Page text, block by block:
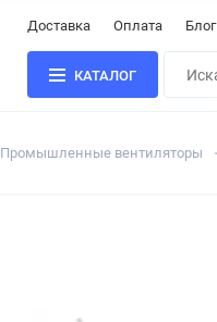
Доставка Оплата Блог
КАТАЛОГ
Промышленные вентиляторы